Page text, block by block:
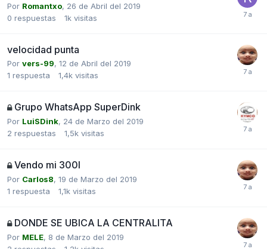
Por Romantxo, 26 de Abril del 2019
0 respuestas 1k visitas
velocidad punta
Por vers-99, 12 de Abril del 2019
1 respuesta 1,4k visitas
Grupo WhatsApp SuperDink
Por LuiSDink, 24 de Marzo del 2019
2 respuestas 1,5k visitas
Vendo mi 300I
Por Carlos8, 19 de Marzo del 2019
1 respuesta 1,1k visitas
DONDE SE UBICA LA CENTRALITA
Por MELE, 8 de Marzo del 2019